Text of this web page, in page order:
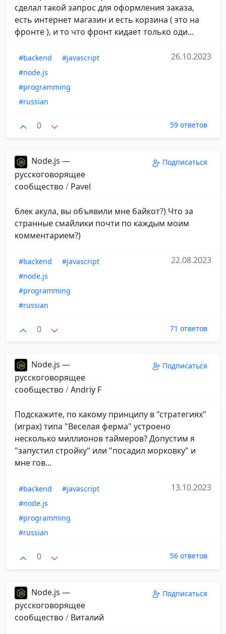
сделал такой запрос для оформления заказа,
есть интернет магазин и есть корзина ( это на
фронте ), и то что фронт кидает только оди...
#backend
#javascript
#node.js
#programming
#russian
26.10.2023
0 59 ответов
Node.js —
русскоговорящее
сообщество / Pavel
Подписаться
блек акула, вы объявили мне байкот?) Что за
странные смайлики почти по каждым моим
комментарием?)
#backend
#javascript
#node.js
#programming
#russian
22.08.2023
0 71 ответов
Node.js —
русскоговорящее
сообщество /Andriy F
Подписаться
Подскажите, по какому принципу в "стратегиях"
(играх) типа "Веселая ферма" устроено
несколько миллионов таймеров? Допустим я
"запустил стройку" или "посадил морковку" и
мне гов...
#backend
#javascript
#node.js
#programming
#russian
13.10.2023
0 56 ответов
Node.js —
русскоговорящее
сообщество / Виталий
Подписаться